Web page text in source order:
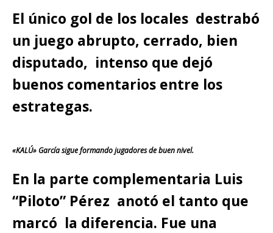
El único gol de los locales destrabó
un juego abrupto, cerrado, bien
disputado, intenso que dejó
buenos comentarios entre los
estrategas.
«KALÚ» García sigue formando jugadores de buen nivel.
En la parte complementaria Luis
“Piloto” Pérez anotó el tanto que
marcó la diferencia. Fue una